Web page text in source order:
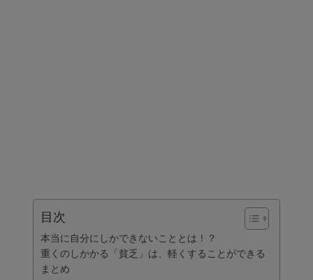
目次
本当に自分にしかできないこととは！？
重くのしかかる「貧乏」は、軽くすることができる
まとめ